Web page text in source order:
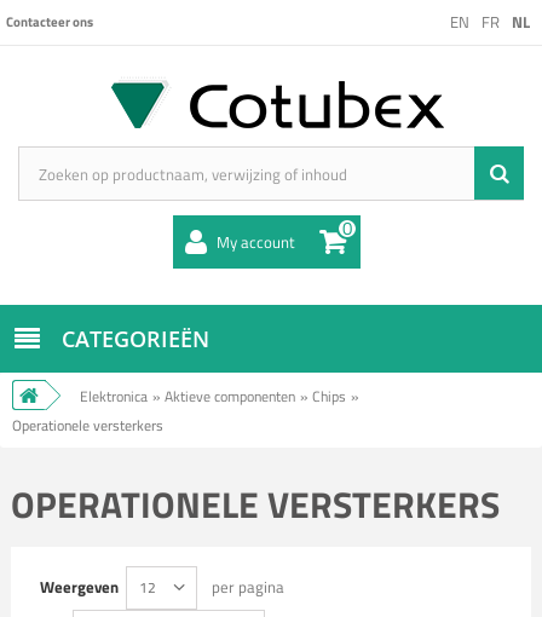
EN FR NL
Contacteer ons
My account 0
CATEGORIEËN
Elektronica » Aktieve componenten » Chips »
Operationele versterkers
OPERATIONELE VERSTERKERS
Weergeven 12 per pagina